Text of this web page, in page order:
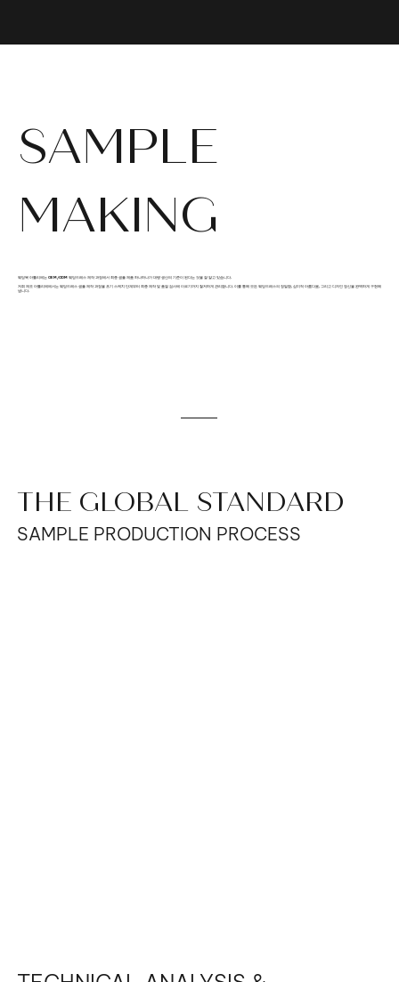
SAMPLE
MAKING
웨딩북 아틀리에는 OEM/ODM 웨딩드레스 제작 과정에서 최종 샘플 제품 하나하나가 대량 생산의 기준이 된다는 것을 잘 알고 있습니다.
저희 제조 아틀리에에서는 웨딩드레스 샘플 제작 과정을 초기 스케치 단계부터 최종 제작 및 품질 검사에 이르기까지 철저하게 관리합니다. 이를 통해 모든 웨딩드레스의 정밀함, 심미적 아름다움, 그리고 디자인 정신을 완벽하게 구현해
냅니다.
THE GLOBAL STANDARD
SAMPLE PRODUCTION PROCESS